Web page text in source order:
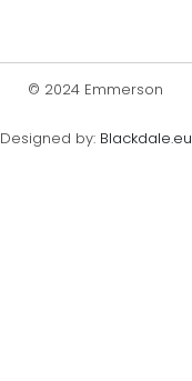
© 2024 Emmerson
Designed by: Blackdale.eu